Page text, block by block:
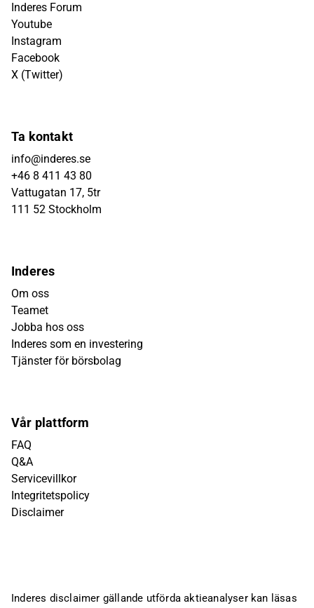
Inderes Forum
Youtube
Instagram
Facebook
X (Twitter)
Ta kontakt
info@inderes.se
+46 8 411 43 80
Vattugatan 17, 5tr
111 52 Stockholm
Inderes
Om oss
Teamet
Jobba hos oss
Inderes som en investering
Tjänster för börsbolag
Vår plattform
FAQ
Q&A
Servicevillkor
Integritetspolicy
Disclaimer
Inderes disclaimer gällande utförda aktieanalyser kan läsas